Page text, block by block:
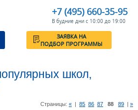
+7 (495) 660-35-95
В будние дни с 10:00 до 19:00
ЗАЯВКА НА
ПОДБОР ПРОГРАММЫ
школ,
Страницы: « | 85 86 87 88 89 | »